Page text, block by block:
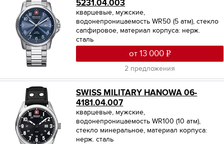
5231.04.003
кварцевые, мужские,
водонепроницаемость WR50 (5 атм), стекло
сапфировое, материал корпуса: нерж.
сталь
от 13 000
2 предложения
SWISS MILITARY HANOWA 06-
4181.04.007
кварцевые, мужские,
водонепроницаемость WR100 (10 атм),
стекло минеральное, материал корпуса:
нерж. сталь